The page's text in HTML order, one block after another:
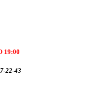
19:00
22-43